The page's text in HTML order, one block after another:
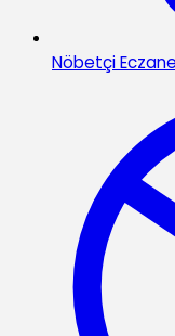
Nöbetçi Eczane